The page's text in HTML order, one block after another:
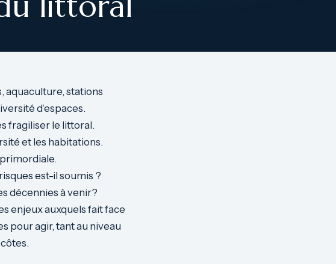
aquaculture, stations
d’espaces.
fragiliser le littoral.
et les habitations.
est-il soumis ?
décennies à venir?
enjeux auxquels fait face
pour agir, tant au niveau